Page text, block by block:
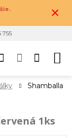
×
755
Shamballa
1ks